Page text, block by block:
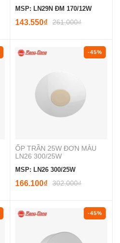
MSP: LN29N ĐM 170/12W
143.550₫ 261.000₫
-45%
ỐP TRẦN 25W ĐƠN MÀU
LN26 300/25W
MSP: LN26 300/25W
166.100₫ 302.000₫
-45%